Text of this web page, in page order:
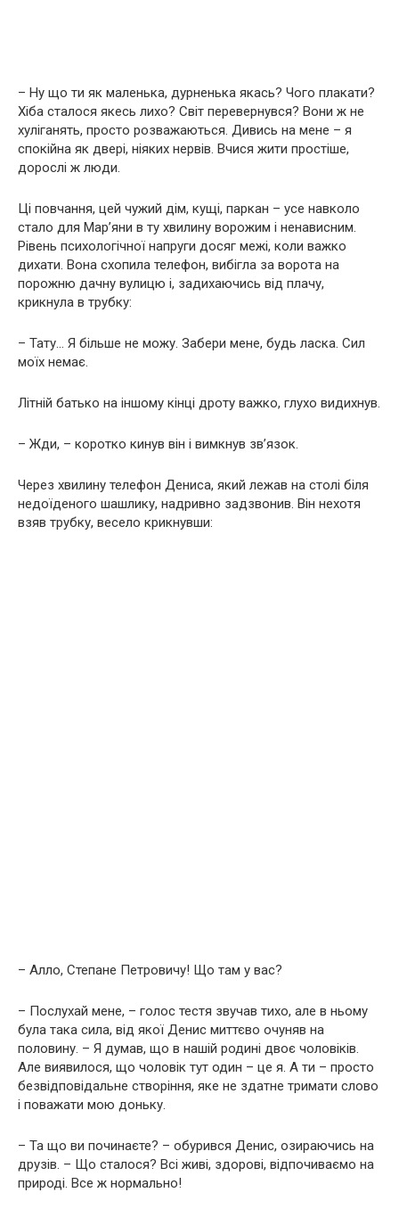
– Ну що ти як маленька, дурненька якась? Чого плакати?
Хіба сталося якесь лихо? Світ перевернувся? Вони ж не
хуліганять, просто розважаються. Дивись на мене – я
спокійна як двері, ніяких нервів. Вчися жити простіше,
дорослі ж люди.
Ці повчання, цей чужий дім, кущі, паркан – усе навколо
стало для Мар’яни в ту хвилину ворожим і ненависним.
Рівень психологічної напруги досяг межі, коли важко
дихати. Вона схопила телефон, вибігла за ворота на
порожню дачну вулицю і, задихаючись від плачу,
крикнула в трубку:
– Тату… Я більше не можу. Забери мене, будь ласка. Сил
моїх немає.
Літній батько на іншому кінці дроту важко, глухо видихнув.
– Жди, – коротко кинув він і вимкнув зв’язок.
Через хвилину телефон Дениса, який лежав на столі біля
недоїденого шашлику, надривно задзвонив. Він нехотя
взяв трубку, весело крикнувши:
– Алло, Степане Петровичу! Що там у вас?
– Послухай мене, – голос тестя звучав тихо, але в ньому
була така сила, від якої Денис миттєво очуняв на
половину. – Я думав, що в нашій родині двоє чоловіків.
Але виявилося, що чоловік тут один – це я. А ти – просто
безвідповідальне створіння, яке не здатне тримати слово
і поважати мою доньку.
– Та що ви починаєте? – обурився Денис, озираючись на
друзів. – Що сталося? Всі живі, здорові, відпочиваємо на
природі. Все ж нормально!